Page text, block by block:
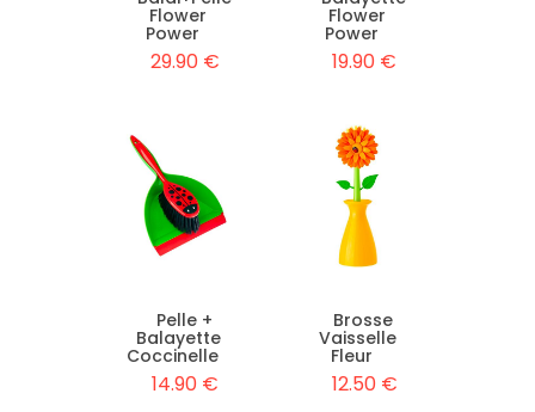
Flower
Power
29.90 €
Flower
Power
19.90 €
Pelle +
Balayette
Coccinelle
14.90 €
Brosse
Vaisselle
Fleur
12.50 €